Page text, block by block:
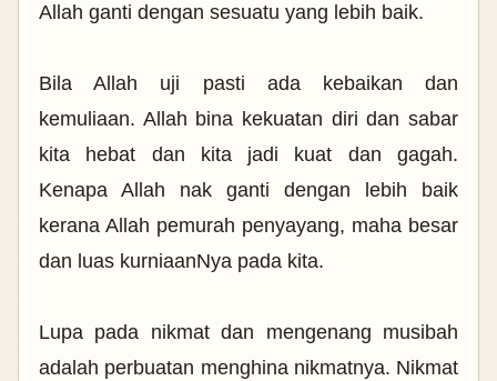
Allah ganti dengan sesuatu yang lebih baik.
Bila Allah uji pasti ada kebaikan dan
kemuliaan. Allah bina kekuatan diri dan sabar
kita hebat dan kita jadi kuat dan gagah.
Kenapa Allah nak ganti dengan lebih baik
kerana Allah pemurah penyayang, maha besar
dan luas kurniaanNya pada kita.
Lupa pada nikmat dan mengenang musibah
adalah perbuatan menghina nikmatnya. Nikmat